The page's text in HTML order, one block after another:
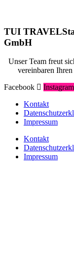
TUI
GmbH
Unser Team freut
vereinbaren
Facebook
Instagram
Kontakt
Impressum
Kontakt
Impressum